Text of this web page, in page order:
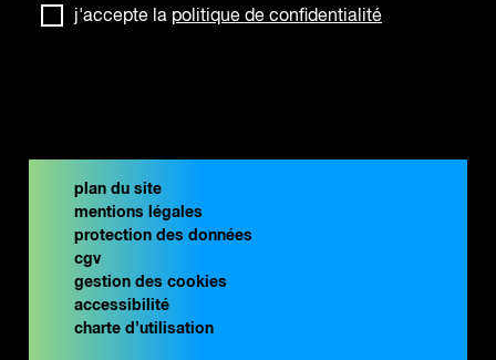
j'accepte la politique de confidentialité
plan du site
mentions légales
protection des données
cgv
gestion des cookies
accessibilité
charte d’utilisation